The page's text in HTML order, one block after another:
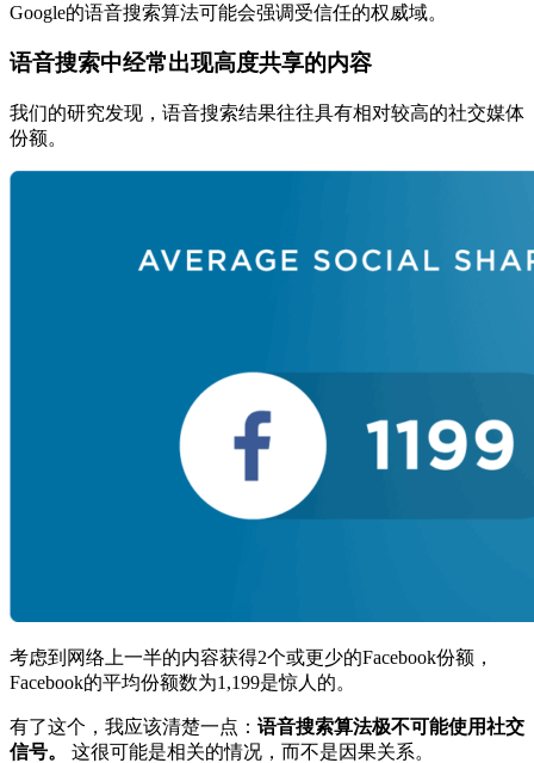
Google的语音搜索算法可能会强调受信任的权威域。
语音搜索中经常出现高度共享的内容
我们的研究发现，语音搜索结果往往具有相对较高的社交媒体
份额。
考虑到网络上一半的内容获得2个或更少的Facebook份额，
Facebook的平均份额数为1,199是惊人的。
有了这个，我应该清楚一点： 语音搜索算法极不可能使用社交
信号。 这很可能是相关的情况，而不是因果关系。